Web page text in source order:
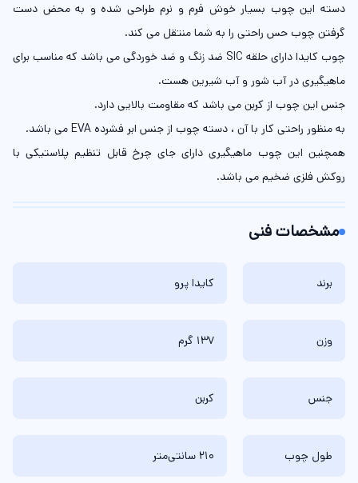
دسته این چوب بسیار خوش فرم و نرم طراحی شده و به محض دست
گرفتن چوب حس راحتی را به شما منتقل می کند.
چوب کایدا دارای حلقه SIC ضد زنگ و ضد خوردگی می باشد که مناسب برای
ماهیگیری در آب شور و آب شیرین هست.
جنس این چوب از کربن می باشد که مقاومت بالایی دارد.
به منظور راحتی کار با آن ، دسته چوب از جنس ابر فشرده EVA می باشد.
همچنین این چوب ماهیگیری دارای جای چرخ قابل تنظیم پلاستیکی با
روکش فلزی ضخیم می باشد.
مشخصات فنی
برند کایدا پرو
وزن 137 گرم
جنس کربن
طول چوب 210 سانتی‌متر